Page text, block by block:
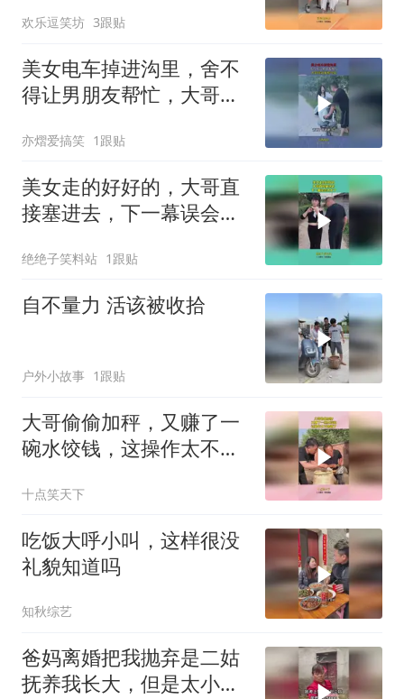
欢乐逗笑坊 3跟贴
美女电车掉进沟里，舍不
得让男朋友帮忙，大哥得
亦熠爱搞笑 1跟贴
美女走的好好的，大哥直
接塞进去，下一幕误会太
绝绝子笑料站 1跟贴
自不量力 活该被收拾
户外小故事 1跟贴
大哥偷偷加秤，又赚了一
碗水饺钱，这操作太不地
十点笑天下
吃饭大呼小叫，这样很没
礼貌知道吗
知秋综艺
爸妈离婚把我抛弃是二姑
抚养我长大，但是太小气